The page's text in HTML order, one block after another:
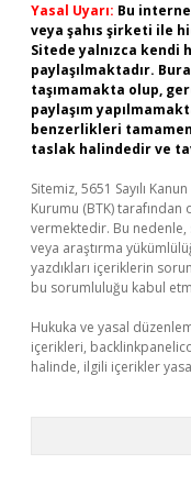
Yasal Uyarı: Bu
veya şahıs şirketi ile
Sitede yalnızca kendi
paylaşılmaktadır.
taşımamakta olup,
paylaşım
benzerlikleri
taslak halindedir ve
Sitemiz, 5651 Sayılı
Kurumu (BTK) tarafından
vermektedir. Bu
veya araştırma
yazdıkları içeriklerin
bu sorumluluğu kabul
Hukuka ve yasal
içerikleri,
halinde, ilgili içerikler